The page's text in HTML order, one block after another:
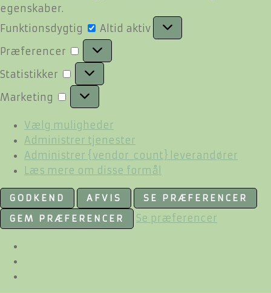
egenskaber.
Funktionsdygtig
Funktionsdygtig
Altid aktiv
Præferencer
Præferencer
Statistikker Statistikker
Marketing Marketing
Vælg muligheder
Administrer tjenester
Administrer {vendor_count} leverandører
Læs mere om disse formål
GODKEND AFVIS
SE PRÆFERENCER
GEM PRÆFERENCER
Se præferencer